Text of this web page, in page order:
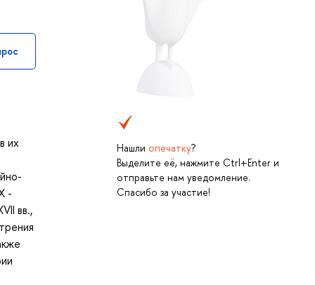
Нашли опечатку?
Выделите её, нажмите Ctrl+Enter и
отправьте нам уведомление.
Спасибо за участие!
их
-
вв.,